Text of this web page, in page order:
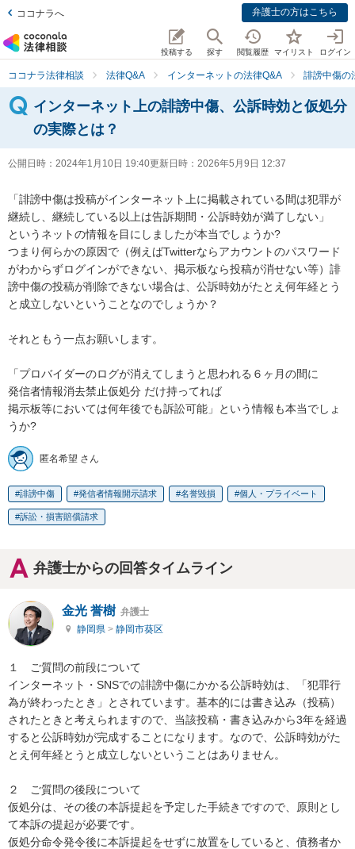
ココナラへ 弁護士の方はこちら
投稿する 探す 閲覧履歴 マイリスト ログイン
ココナラ法律相談 法律Q&A インターネットの法律Q&A 誹謗中傷の
インターネット上の誹謗中傷、公訴時効と仮処分
の実際とは？
公開日時： 2024年1月10日 19:40更新日時： 2026年5月9日 12:37
「誹謗中傷は投稿がインターネット上に掲載されている間は犯罪が
継続し、継続している以上は告訴期間・公訴時効が満了しない」
というネットの情報を目にしましたが本当でしょうか?
つまり何らかの原因で（例えばTwitterならアカウントのパスワード
がわからずログインができない、掲示板なら投稿が消せない等）誹
謗中傷の投稿が削除できない場合は、公訴時効がたとえ何年経とう
と成立しないということなのでしょうか？
それともう一点お願いします。
「プロバイダーのログが消えてしまうと思われる６ヶ月の間に
発信者情報消去禁止仮処分 だけ持ってれば
掲示板等においては何年後でも訴訟可能」という情報も本当でしょ
うか?
匿名希望 さん
誹謗中傷 発信者情報開示請求 名誉毀損 個人・プライベート
訴訟・損害賠償請求
弁護士からの回答タイムライン
金光 誉樹 弁護士
静岡県 > 静岡市葵区
１　ご質問の前段について
インターネット・SNSでの誹謗中傷にかかる公訴時効は、「犯罪行
為が終わったとき」とされています。基本的には書き込み（投稿）
されたときと考えられますので、当該投稿・書き込みから3年を経過
すると公訴時効が完成することになります。なので、公訴時効がた
とえ何年経とうと成立しないということはありません。
２　ご質問の後段について
仮処分は、その後の本訴提起を予定した手続きですので、原則とし
て本訴の提起が必要です。
仮処分命令発令後に本訴提起をせずに放置をしていると、債務者か